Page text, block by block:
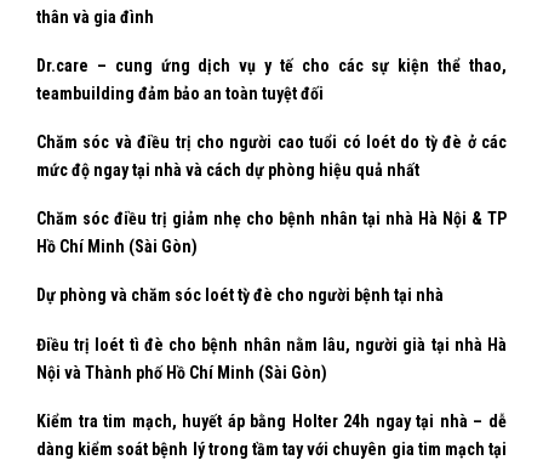
thân và gia đình
Dr.care – cung ứng dịch vụ y tế cho các sự kiện thể thao,
teambuilding đảm bảo an toàn tuyệt đối
Chăm sóc và điều trị cho người cao tuổi có loét do tỳ đè ở các
mức độ ngay tại nhà và cách dự phòng hiệu quả nhất
Chăm sóc điều trị giảm nhẹ cho bệnh nhân tại nhà Hà Nội & TP
Hồ Chí Minh (Sài Gòn)
Dự phòng và chăm sóc loét tỳ đè cho người bệnh tại nhà
Điều trị loét tì đè cho bệnh nhân nằm lâu, người già tại nhà Hà
Nội và Thành phố Hồ Chí Minh (Sài Gòn)
Kiểm tra tim mạch, huyết áp bằng Holter 24h ngay tại nhà – dễ
dàng kiểm soát bệnh lý trong tầm tay với chuyên gia tim mạch tại